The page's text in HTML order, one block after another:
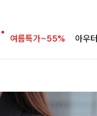
여름특가~55% 아우터